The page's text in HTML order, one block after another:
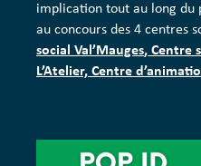
implication tout au long
au concours des 4 centres
social Val’Mauges, Centre
L’Atelier, Centre